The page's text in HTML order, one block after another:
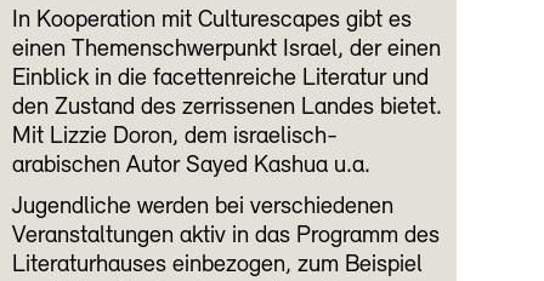
In Kooperation mit Culturescapes gibt es
einen Themenschwerpunkt Israel, der einen
Einblick in die facettenreiche Literatur und
den Zustand des zerrissenen Landes bietet.
Mit Lizzie Doron, dem israelisch-
arabischen Autor Sayed Kashua u.a.
Jugendliche werden bei verschiedenen
Veranstaltungen aktiv in das Programm des
Literaturhauses einbezogen, zum Beispiel